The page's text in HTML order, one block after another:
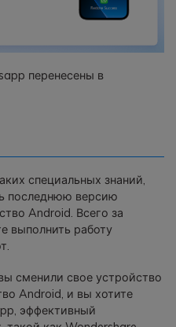
перенесены в
специальных знаний,
последнюю версию
Android. Всего за
выполнить работу
сменили свое устройство
Android, и вы хотите
эффективный